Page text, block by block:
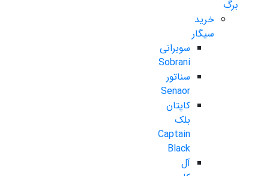
برگ
خرید
سیگار
سوبرانی
Sobrani
سناتور
Senaor
کاپتان
بلک
Captain
Black
آل